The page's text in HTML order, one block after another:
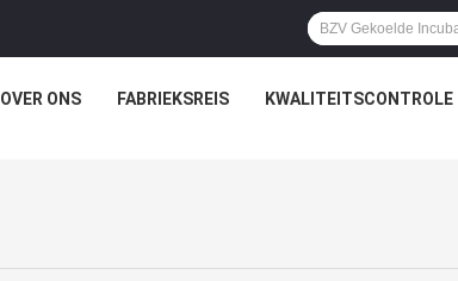
OVER ONS FABRIEKSREIS KWALITEITSCONTROLE